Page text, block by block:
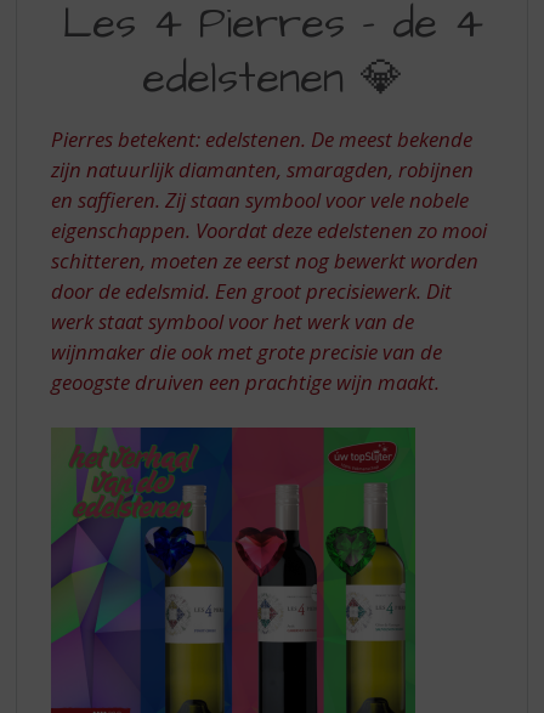
4
PIERRES
4
EDELSTENEN
Les 4 Pierres – de 4
edelstenen 💎
Pierres betekent: edelstenen. De meest bekende
zijn natuurlijk diamanten, smaragden, robijnen
en saffieren. Zij staan symbool voor vele nobele
eigenschappen. Voordat deze edelstenen zo mooi
schitteren, moeten ze eerst nog bewerkt worden
door de edelsmid. Een groot precisiewerk. Dit
werk staat symbool voor het werk van de
wijnmaker die ook met grote precisie van de
geoogste druiven een prachtige wijn maakt.